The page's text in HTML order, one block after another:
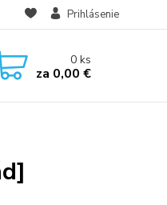
Prihlásenie
0ks
za 0,00 €